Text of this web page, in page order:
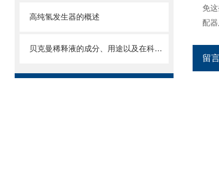
高纯氢发生器的概述
贝克曼稀释液的成分、用途以及在科学研究中的重要性
免
配
留